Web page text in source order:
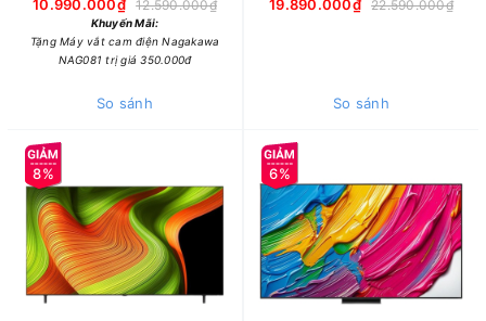
10.990.000₫
12.590.000₫
Khuyến Mãi:
Tặng Máy vắt cam điện Nagakawa
NAG081 trị giá 350.000đ
So sánh
19.890.000₫
22.590.000₫
So sánh
8% 6%